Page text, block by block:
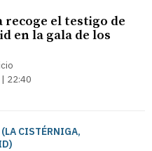
recoge el testigo de
en la gala de los
22:40
CISTÉRNIGA,